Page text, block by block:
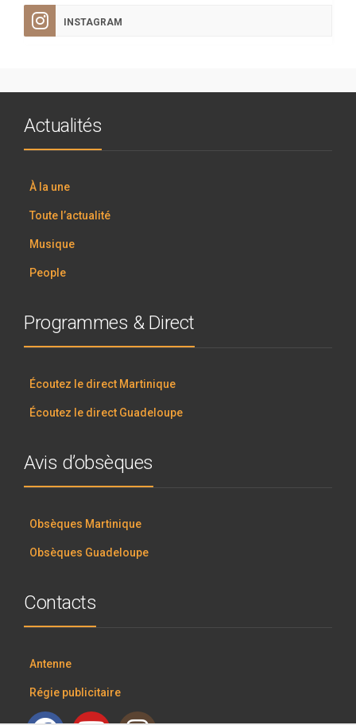
INSTAGRAM
Actualités
À la une
Toute l’actualité
Musique
People
Programmes & Direct
Écoutez le direct Martinique
Écoutez le direct Guadeloupe
Avis d’obsèques
Obsèques Martinique
Obsèques Guadeloupe
Contacts
Antenne
Régie publicitaire